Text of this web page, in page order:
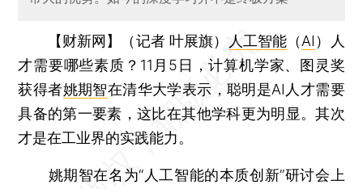
【财新网】（记者 叶展旗） 人工智能 （AI ）人
才需要哪些素质？11月5日，计算机学家、图灵奖
获得者姚期智在清华大学表示，聪明是AI人才需要
具备的第一要素，这比在其他学科更为明显。其次
才是在工业界的实践能力。
姚期智在名为“人工智能的本质创新”研讨会上